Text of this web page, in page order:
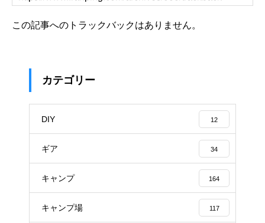
この記事へのトラックバックはありません。
カテゴリー
DIY 12
ギア 34
キャンプ 164
キャンプ場 117